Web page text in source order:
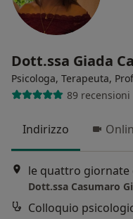
Dott.ssa Giada
Psicologa, Terapeuta,
89 recensioni
Indirizzo
Dott.ssa Casumaro
Colloquio